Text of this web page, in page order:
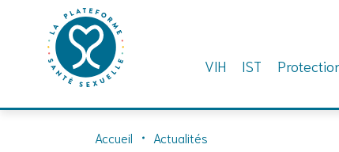
Skip
VIH IST
Accueil Actualités